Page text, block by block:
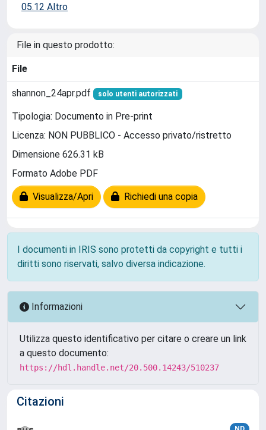
05.12 Altro
File in questo prodotto:
File
shannon_24apr.pdf solo utenti autorizzati
Tipologia: Documento in Pre-print
Licenza: NON PUBBLICO - Accesso privato/ristretto
Dimensione 626.31 kB
Formato Adobe PDF
Visualizza/Apri Richiedi una copia
I documenti in IRIS sono protetti da copyright e tutti i
diritti sono riservati, salvo diversa indicazione.
Informazioni
Utilizza questo identificativo per citare o creare un link
a questo documento:
https://hdl.handle.net/20.500.14243/510237
Citazioni